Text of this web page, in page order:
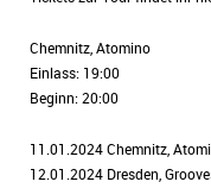
Chemnitz, Atomino
Einlass: 19:00
Beginn: 20:00
11.01.2024 Chemnitz,
12.01.2024 Dresden,